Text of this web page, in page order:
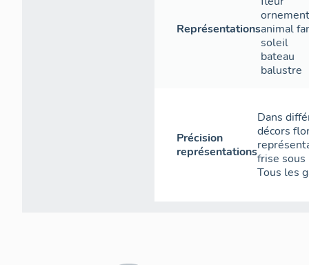
Représentationsanimal
soleil
bateau
balustre
Précision
représentations
Dans
décors
frise
Tous les